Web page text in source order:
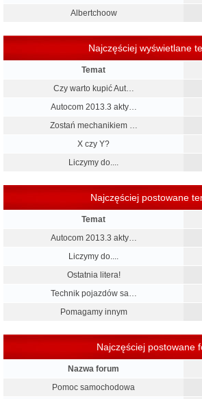
Albertchoow
Najczęściej wyświetlane
Temat
Czy warto kupić Aut…
Autocom 2013.3 akty…
Zostań mechanikiem …
X czy Y?
Liczymy do....
Najczęściej postowane
Temat
Autocom 2013.3 akty…
Liczymy do....
Ostatnia litera!
Technik pojazdów sa…
Pomagamy innym
Najczęściej postowane
Nazwa forum
Pomoc samochodowa